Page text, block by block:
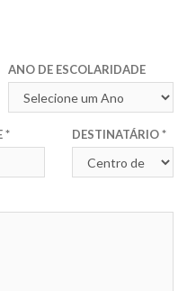
ANO DE ESCOLARIDADE
DESTINATÁRIO*
*